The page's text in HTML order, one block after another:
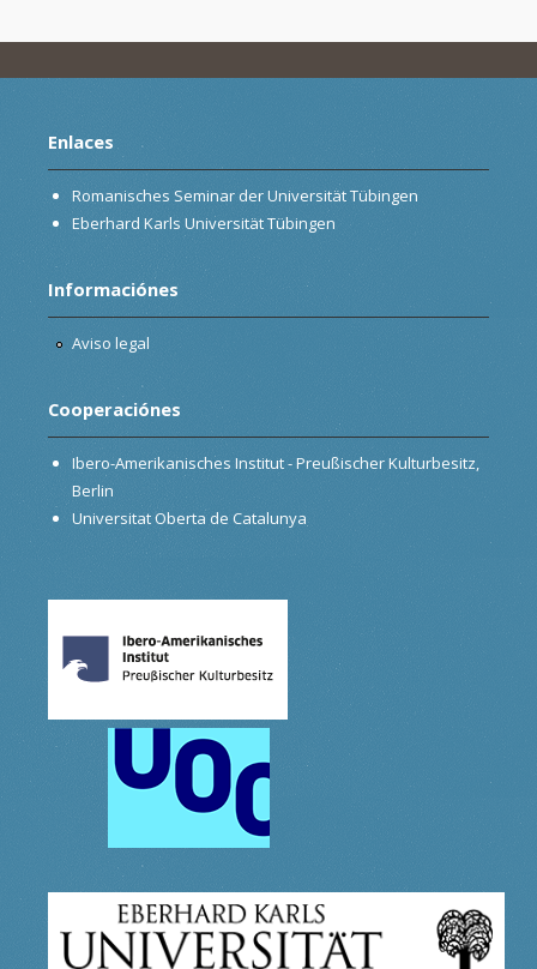
Enlaces
Romanisches Seminar der Universität Tübingen
Eberhard Karls Universität Tübingen
Informaciónes
Aviso legal
Cooperaciónes
Ibero-Amerikanisches Institut - Preußischer Kulturbesitz,
Berlin
Universitat Oberta de Catalunya